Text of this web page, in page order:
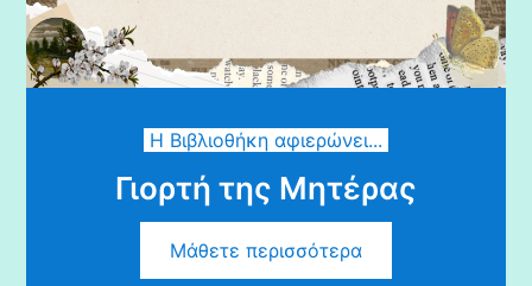
Η Βιβλιοθήκη αφιερώνει...
Γιορτή της Μητέρας
Μάθετε περισσότερα